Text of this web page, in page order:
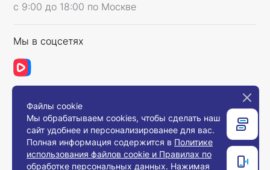
с 9:00 до 18:00 по Москве
Мы в соцсетях
Связаться с нами
© 2008-2026, Компания «Европос Групп». Все
Файлы cookie
Мы обрабатываем cookies, чтобы сделать наш
сайт удобнее и персонализированее для вас.
Полная информация содержится в Политике
использования файлов cookie и Правилах по
обработке персональных данных. Нажимая